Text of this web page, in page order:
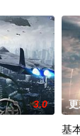
3.0 更
基